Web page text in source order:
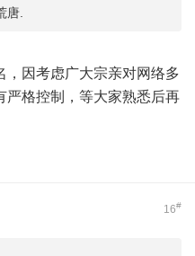
唐.
，因考虑广大宗亲对网络多
严格控制，等大家熟悉后再
16#